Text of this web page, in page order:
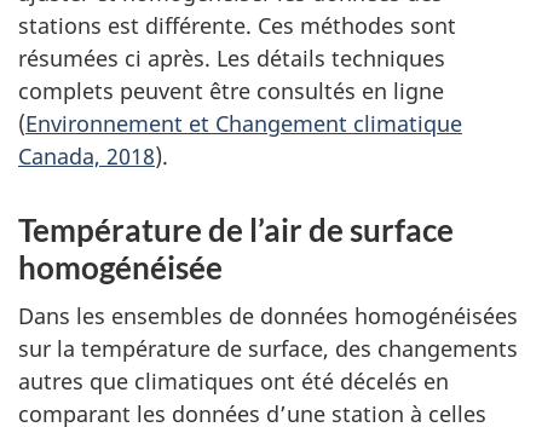
stations est différente. Ces méthodes sont
résumées ci après. Les détails techniques
complets peuvent être consultés en ligne
(Environnement et Changement climatique
Canada, 2018).
Température de l’air de surface
homogénéisée
Dans les ensembles de données homogénéisées
sur la température de surface, des changements
autres que climatiques ont été décelés en
comparant les données d’une station à celles